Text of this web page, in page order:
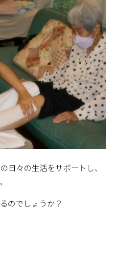
日々の生活をサポートし、
のでしょうか？